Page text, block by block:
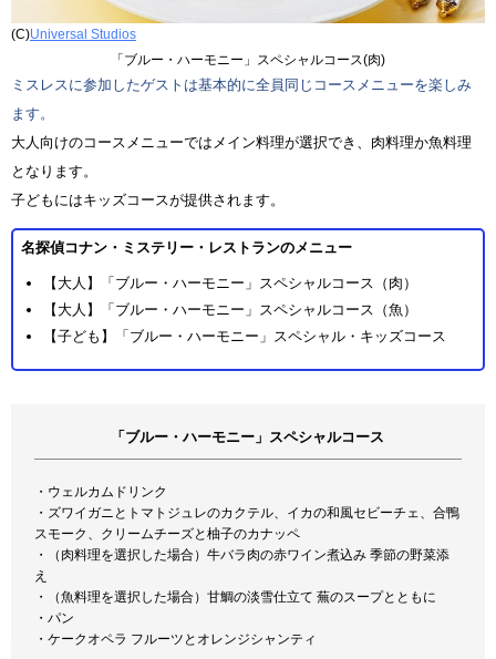
(C)Universal Studios
「ブルー・ハーモニー」スペシャルコース(肉)
ミスレスに参加したゲストは基本的に全員同じコースメニューを楽しみ
ます。
大人向けのコースメニューではメイン料理が選択でき、肉料理か魚料理
となります。
子どもにはキッズコースが提供されます。
名探偵コナン・ミステリー・レストランのメニュー
【大人】「ブルー・ハーモニー」スペシャルコース（肉）
【大人】「ブルー・ハーモニー」スペシャルコース（魚）
【子ども】「ブルー・ハーモニー」スペシャル・キッズコース
「ブルー・ハーモニー」スペシャルコース
・ウェルカムドリンク
・ズワイガニとトマトジュレのカクテル、イカの和風セビーチェ、合鴨
スモーク、クリームチーズと柚子のカナッペ
・（肉料理を選択した場合）牛バラ肉の赤ワイン煮込み 季節の野菜添
え
・（魚料理を選択した場合）甘鯛の淡雪仕立て 蕪のスープとともに
・パン
・ケークオペラ フルーツとオレンジシャンティ